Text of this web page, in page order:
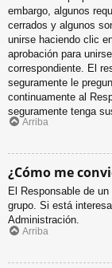
embargo, algunos
cerrados y algunos
unirse haciendo clic
aprobación para
correspondiente. El
seguramente le
continuamente al
seguramente tenga
Arriba
¿Cómo me
El Responsable de
grupo. Si está
Administración.
Arriba